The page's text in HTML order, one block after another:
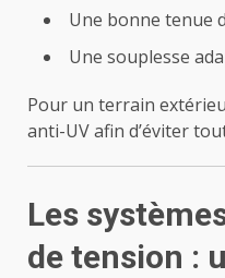
Une bonne tenue
Une souplesse
Pour un terrain
anti-UV afin d’éviter
Les
de tension :